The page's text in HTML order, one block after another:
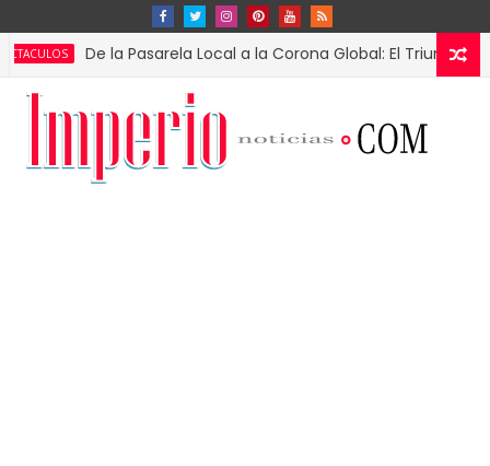
De la Pasarela Local a la Corona Global: El Triunfo de Fátima